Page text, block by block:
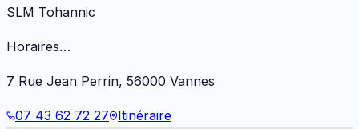
SLM Tohannic
Horaires…
7 Rue Jean Perrin, 56000 Vannes
07 43 62 72 27 Itinéraire